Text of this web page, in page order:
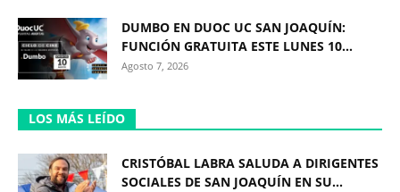
DUMBO EN DUOC UC SAN JOAQUÍN:
FUNCIÓN GRATUITA ESTE LUNES 10...
Agosto 7, 2026
LOS MÁS LEÍDO
CRISTÓBAL LABRA SALUDA A DIRIGENTES
SOCIALES DE SAN JOAQUÍN EN SU...